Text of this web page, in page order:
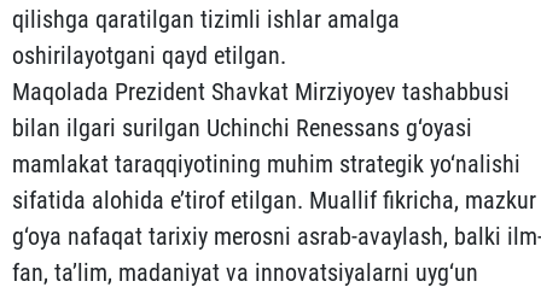
qilishga qaratilgan tizimli ishlar amalga
oshirilayotgani qayd etilgan.
Maqolada Prezident Shavkat Mirziyoyev tashabbusi
bilan ilgari surilgan Uchinchi Renessans g‘oyasi
mamlakat taraqqiyotining muhim strategik yo‘nalishi
sifatida alohida e’tirof etilgan. Muallif fikricha, mazkur
g‘oya nafaqat tarixiy merosni asrab-avaylash, balki
fan, ta’lim, madaniyat va innovatsiyalarni uyg‘un